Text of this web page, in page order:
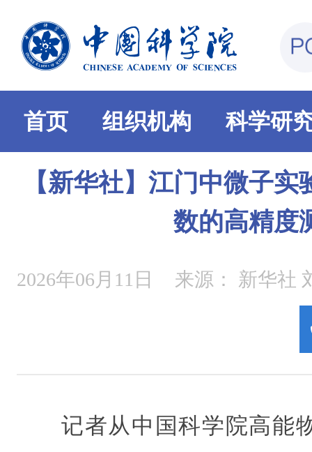
首页 组织机构 科学研
【新华社】江门中微子
数的高精度
2026年06月11日 来源： 新华社
记者从中国科学院高能